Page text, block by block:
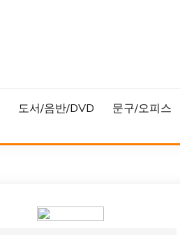
도서/음반/DVD 문구/오피스